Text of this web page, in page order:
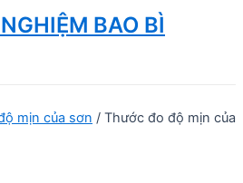
BAO BÌ
mịn của sơn / Thước đo độ mịn của